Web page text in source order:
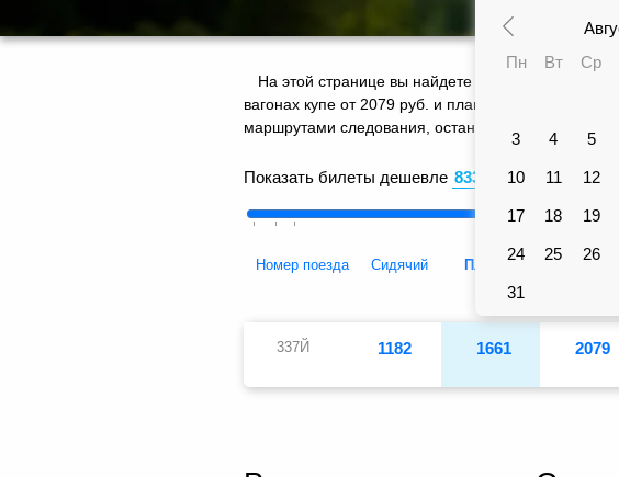
Пн
Вт Ср
3 4 5
10 11 12
17 18 19
24 25 26
31
На этой странице вы найдете актуальное
вагонах купе от 2079 руб. и плацкарте от 1661
маршрутами следования, остановками 1 поезда,
Показать билеты дешевле рублей
Номер поезда Сидячий Плацкарт Купе
337Й 1182 1661 2079